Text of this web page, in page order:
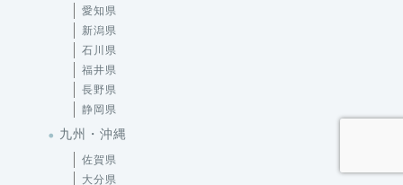
愛知県
新潟県
石川県
福井県
長野県
静岡県
九州・沖縄
佐賀県
大分県